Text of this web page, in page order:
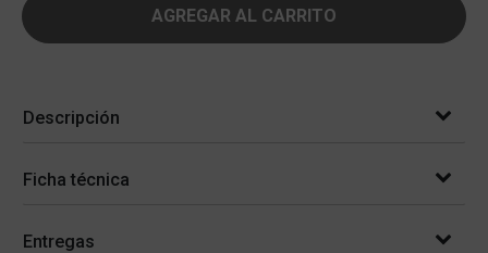
AGREGAR AL CARRITO
Descripción
Ficha técnica
Entregas